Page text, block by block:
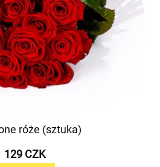
róże (sztuka)
129 CZK